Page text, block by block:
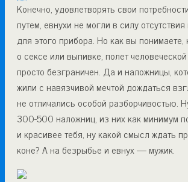
Конечно, удовлетворять свои
путем, евнухи не могли в силу
для этого прибора. Но как вы понимаете,
о сексе или выпивке, полет
просто безграничен. Да и наложницы,
жили с навязчивой мечтой дождаться
не отличались особой разборчивостью.
300-500 наложниц, из них как минимум
и красивее тебя, ну какой смысл ждать
коне? А на безрыбье и евнух — мужик.